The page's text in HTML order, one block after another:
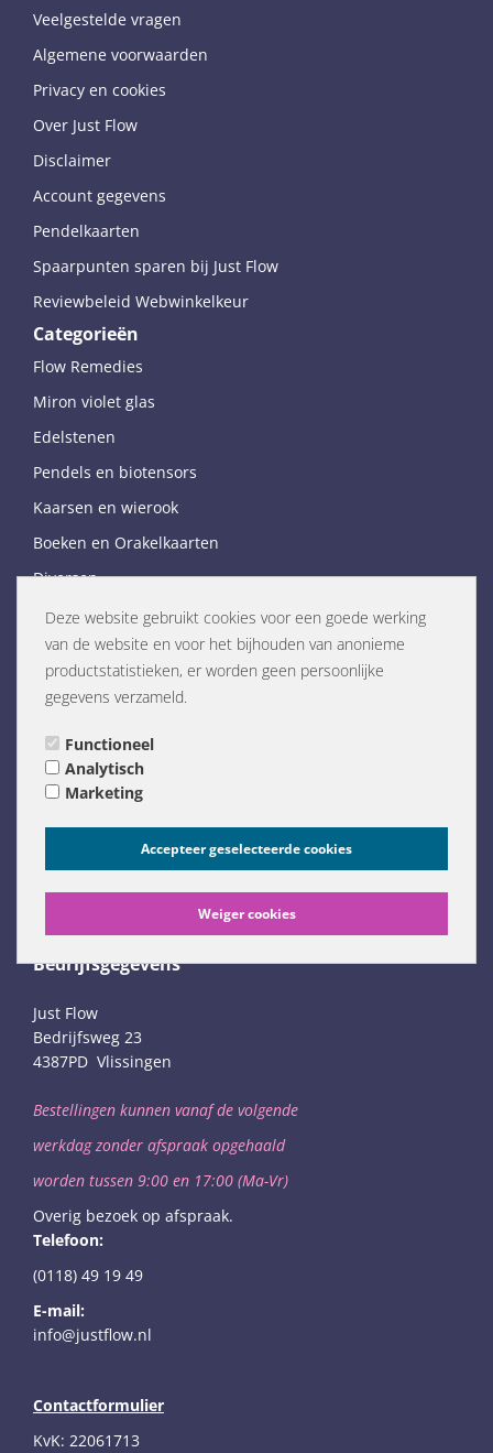
Veelgestelde vragen
Algemene voorwaarden
Privacy en cookies
Over Just Flow
Disclaimer
Account gegevens
Pendelkaarten
Spaarpunten sparen bij Just Flow
Reviewbeleid Webwinkelkeur
Categorieën
Flow Remedies
Miron violet glas
Edelstenen
Pendels en biotensors
Kaarsen en wierook
Boeken en Orakelkaarten
Diversen
Links
Just Flow weblog
Flow Remedies website (NL)
Flow Remedies English website
Links (NL only)
Bedrijfsgegevens
Just Flow
Bedrijfsweg 23
4387PD Vlissingen
Bestellingen kunnen vanaf de volgende
werkdagzonder afspraak opgehaald
worden tussen 9:00 en 17:00 (Ma-Vr)
Overig bezoek op afspraak.
Telefoon:
(0118) 49 19 49
E-mail:
info@justflow.nl
Contactformulier
KvK: 22061713
Deze website gebruikt cookies voor een goede werking
van de website en voor het bijhouden van anonieme
productstatistieken, er worden geen persoonlijke
gegevens verzameld.
Functioneel
Analytisch
Marketing
Accepteer geselecteerde cookies
Weiger cookies